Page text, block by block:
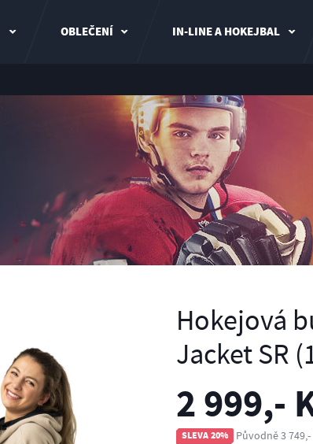
OBLEČENÍ IN-LINE A HOKEJBAL
Hokejová
Jacket SR
2 999,-
SLEVA 20% Původně 3 749,-